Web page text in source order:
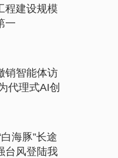
程建设规模
一
销智能体访
代理式AI创
海豚”长途
台风登陆我